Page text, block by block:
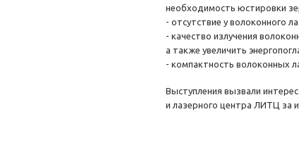
необходимость юстировки
- отсутствие у волоконного
- качество излучения
а также увеличить
- компактность волоконных
Выступления вызвали
и лазерного центра ЛИТЦ за